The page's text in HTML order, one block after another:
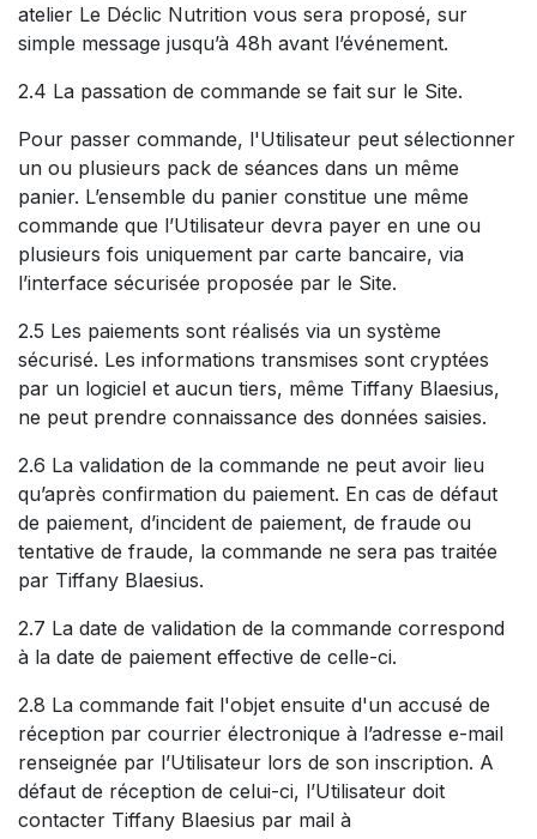
atelier Le Déclic Nutrition vous sera proposé, sur
simple message jusqu’à 48h avant l’événement.
2.4 La passation de commande se fait sur le Site.
Pour passer commande, l'Utilisateur peut sélectionner
un ou plusieurs pack de séances dans un même
panier. L’ensemble du panier constitue une même
commande que l’Utilisateur devra payer en une ou
plusieurs fois uniquement par carte bancaire, via
l’interface sécurisée proposée par le Site.
2.5 Les paiements sont réalisés via un système
sécurisé. Les informations transmises sont cryptées
par un logiciel et aucun tiers, même Tiffany Blaesius,
ne peut prendre connaissance des données saisies.
2.6 La validation de la commande ne peut avoir lieu
qu’après confirmation du paiement. En cas de défaut
de paiement, d’incident de paiement, de fraude ou
tentative de fraude, la commande ne sera pas traitée
par Tiffany Blaesius.
2.7 La date de validation de la commande correspond
à la date de paiement effective de celle-ci.
2.8 La commande fait l'objet ensuite d'un accusé de
réception par courrier électronique à l’adresse e-mail
renseignée par l’Utilisateur lors de son inscription. A
défaut de réception de celui-ci, l’Utilisateur doit
contacter Tiffany Blaesius par mail à